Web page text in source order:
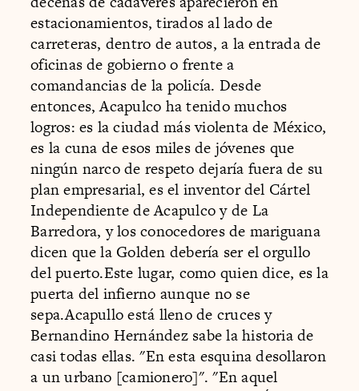
estacionamientos, tirados al lado de
carreteras, dentro de autos, a la entrada de
oficinas de gobierno o frente a
comandancias de la policía. Desde
entonces, Acapulco ha tenido muchos
logros: es la ciudad más violenta de México,
es la cuna de esos miles de jóvenes que
ningún narco de respeto dejaría fuera de su
plan empresarial, es el inventor del Cártel
Independiente de Acapulco y de La
Barredora, y los conocedores de mariguana
dicen que la Golden debería ser el orgullo
del puerto.Este lugar, como quien dice, es la
puerta del infierno aunque no se
sepa.Acapullo está lleno de cruces y
Bernandino Hernández sabe la historia de
casi todas ellas. "En esta esquina desollaron
a un urbano [camionero]". "En aquel